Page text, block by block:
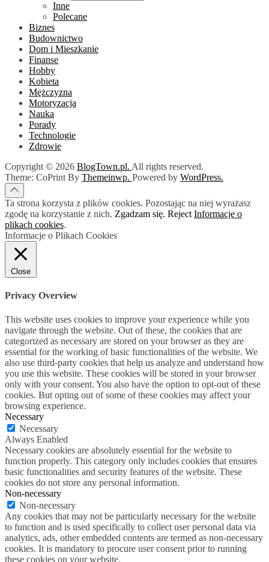
Inne
Polecane
Biznes
Budownictwo
Dom i Mieszkanie
Finanse
Hobby
Kobieta
Mężczyzna
Motoryzacja
Nauka
Porady
Technologie
Zdrowie
Copyright © 2026 BlogTown.pl. All rights reserved.
Theme: CoPrint By Themeinwp. Powered by WordPress.
Ta strona korzysta z plików cookies. Pozostając na niej wyrażasz
zgodę na korzystanie z nich. Zgadzam się. Reject Informacje o
plikach cookies.
Informacje o Plikach Cookies
Close
Privacy Overview
This website uses cookies to improve your experience while you
navigate through the website. Out of these, the cookies that are
categorized as necessary are stored on your browser as they are
essential for the working of basic functionalities of the website. We
also use third-party cookies that help us analyze and understand how
you use this website. These cookies will be stored in your browser
only with your consent. You also have the option to opt-out of these
cookies. But opting out of some of these cookies may affect your
browsing experience.
Necessary
Necessary
Always Enabled
Necessary cookies are absolutely essential for the website to
function properly. This category only includes cookies that ensures
basic functionalities and security features of the website. These
cookies do not store any personal information.
Non-necessary
Non-necessary
Any cookies that may not be particularly necessary for the website
to function and is used specifically to collect user personal data via
analytics, ads, other embedded contents are termed as non-necessary
cookies. It is mandatory to procure user consent prior to running
these cookies on your website.